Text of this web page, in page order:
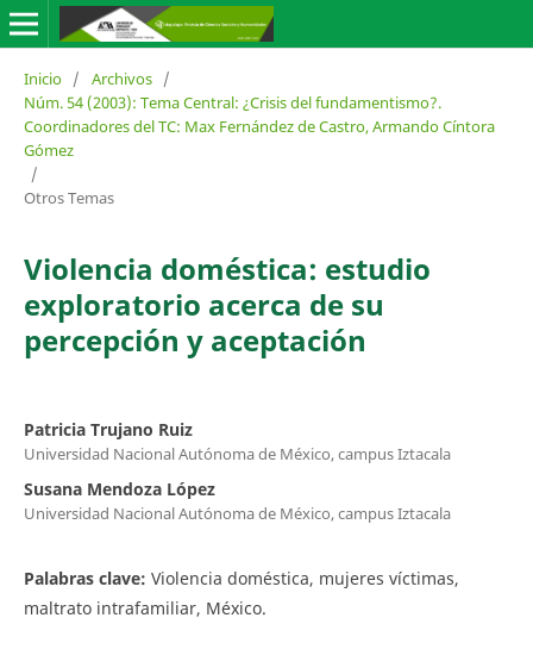
Inicio / Archivos /
Núm. 54 (2003): Tema Central: ¿Crisis del fundamentismo?.
Coordinadores del TC: Max Fernández de Castro, Armando Cíntora
Gómez
/
Otros Temas
Violencia doméstica: estudio
exploratorio acerca de su
percepción y aceptación
Patricia Trujano Ruiz
Universidad Nacional Autónoma de México, campus Iztacala
Susana Mendoza López
Universidad Nacional Autónoma de México, campus Iztacala
Palabras clave: Violencia doméstica, mujeres víctimas,
maltrato intrafamiliar, México.